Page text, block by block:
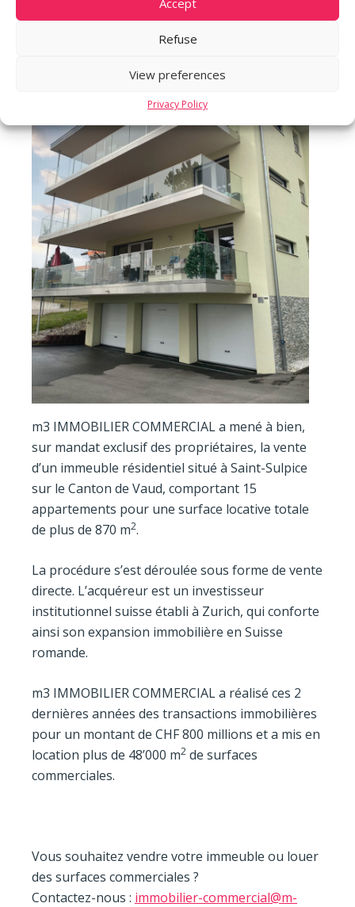
Refuse
View preferences
Privacy Policy
m3 IMMOBILIER COMMERCIAL a mené à bien,
sur mandat exclusif des propriétaires, la vente
d’un immeuble résidentiel situé à Saint-Sulpice
sur le Canton de Vaud, comportant 15
appartements pour une surface locative totale
de plus de 870 m2.
La procédure s’est déroulée sous forme de vente
directe. L’acquéreur est un investisseur
institutionnel suisse établi à Zurich, qui conforte
ainsi son expansion immobilière en Suisse
romande.
m3 IMMOBILIER COMMERCIAL a réalisé ces 2
dernières années des transactions immobilières
pour un montant de CHF 800 millions et a mis en
location plus de 48’000 m2 de surfaces
commerciales.
Vous souhaitez vendre votre immeuble ou louer
des surfaces commerciales ?
Contactez-nous : immobilier-commercial@m-